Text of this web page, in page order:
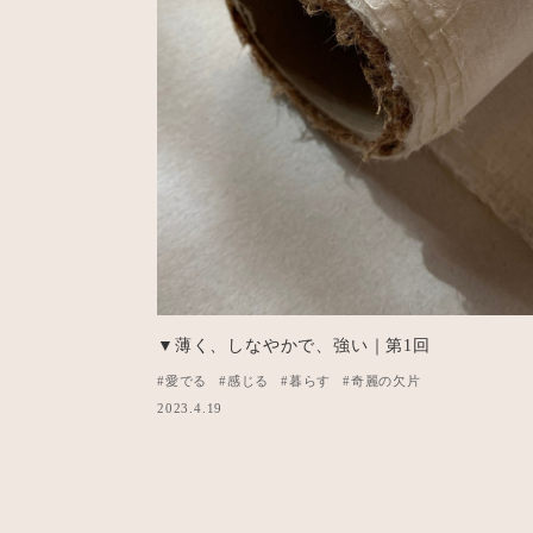
▼薄く、しなやかで、強い｜第1回
#愛でる #感じる #暮らす
#奇麗の欠片
2023.4.19